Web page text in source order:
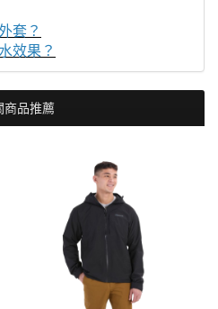
套？
效果？
商品推薦